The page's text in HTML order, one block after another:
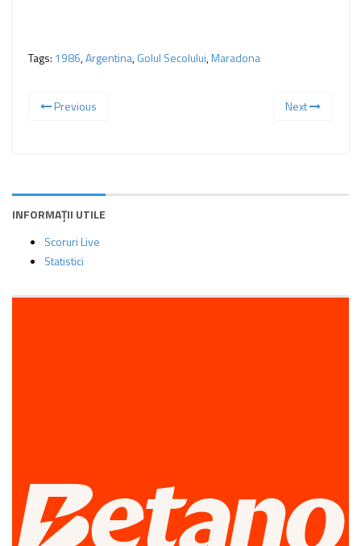
Tags: 1986,Argentina,Golul Secolului,Maradona
Previous Next
INFORMAȚII UTILE
Scoruri Live
Statistici